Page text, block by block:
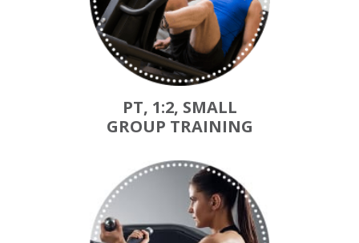
PT, 1:2, SMALL
GROUP TRAINING